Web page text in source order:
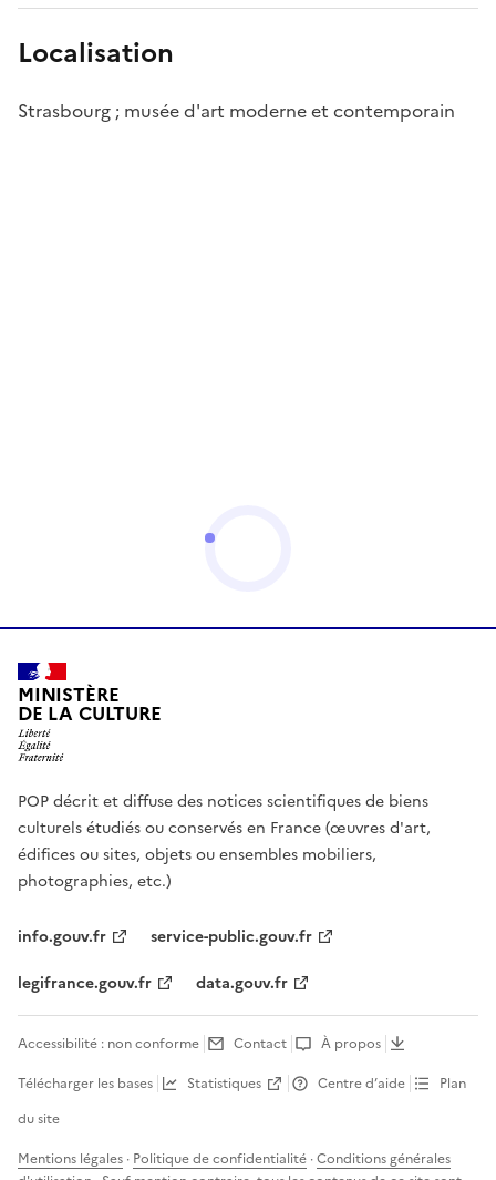
Localisation
Strasbourg ; musée d'art moderne et contemporain
MINISTÈRE
DE LA CULTURE
POP décrit et diffuse des notices scientifiques de biens
culturels étudiés ou conservés en France (œuvres d'art,
édifices ou sites, objets ou ensembles mobiliers,
photographies, etc.)
info.gouv.fr
service-public.gouv.fr
legifrance.gouv.fr
data.gouv.fr
Accessibilité : non conforme Contact
À propos
Télécharger les bases
Statistiques Centre d’aide
Plan
du site
Mentions légales · Politique de confidentialité ·Conditions générales